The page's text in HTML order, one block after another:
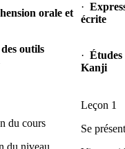
orale et
outils
·
écrite
· Études
Kanji
du cours
Leçon 1
Se